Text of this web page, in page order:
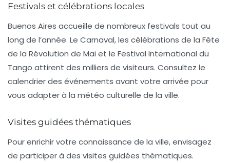
Festivals et célébrations locales
Buenos Aires accueille de nombreux festivals tout au
long de l’année. Le Carnaval, les célébrations de la Fête
de la Révolution de Mai et le Festival International du
Tango attirent des milliers de visiteurs. Consultez le
calendrier des événements avant votre arrivée pour
vous adapter à la météo culturelle de la ville.
Visites guidées thématiques
Pour enrichir votre connaissance de la ville, envisagez
de participer à des visites guidées thématiques.